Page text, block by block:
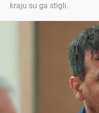
kraju su ga stigli.